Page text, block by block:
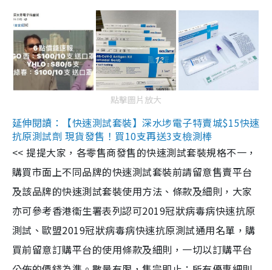
點擊圖片放大
延伸閱讀：【快速測試套裝】深水埗電子特賣城$15快速
抗原測試劑 現貨發售！買10支再送3支檢測棒
<< 提提大家，各零售商發售的快速測試套裝規格不一，
購買市面上不同品牌的快速測試套裝前請留意售賣平台
及該品牌的快速測試套裝使用方法、條款及細則，大家
亦可參考香港衞生署表列認可2019冠狀病毒病快速抗原
測試、歐盟2019冠狀病毒病快速抗原測試通用名單，購
買前留意訂購平台的使用條款及細則，一切以訂購平台